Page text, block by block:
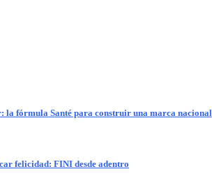
la fórmula Santé para construir una marca nacional
felicidad: FINI desde adentro